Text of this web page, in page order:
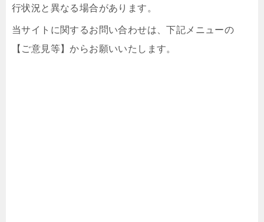
行状況と異なる場合があります。
当サイトに関するお問い合わせは、下記メニューの
【ご意見等】からお願いいたします。